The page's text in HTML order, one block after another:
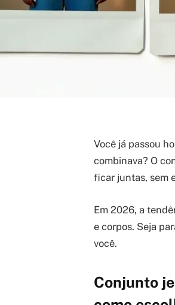
Você já passou
combinava? O
ficar juntas, sem
Em 2026, a
e corpos. Seja
você.
Conjunto